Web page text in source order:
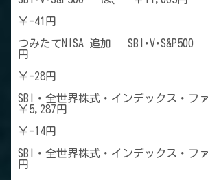
￥-41円
つみたてNISA 追加 SBI･V･
円
￥-28円
SBI・全世界株式・インデックス・
￥5,287円
￥-14円
SBI・全世界株式・インデックス・
円